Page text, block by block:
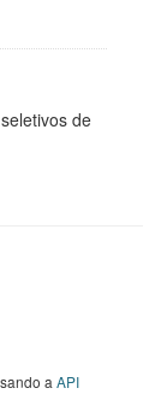
de
a API